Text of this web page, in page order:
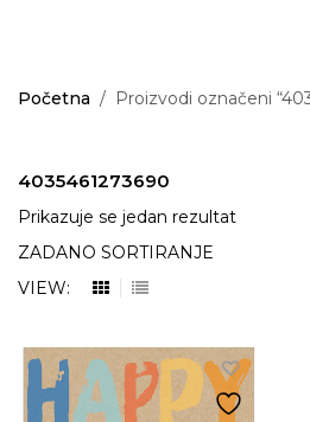
Početna / Proizvodi označeni
4035461273690
Prikazuje se jedan rezultat
VIEW: